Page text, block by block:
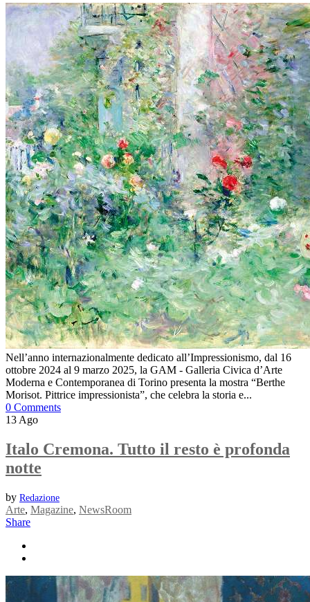
Nell’anno internazionalmente dedicato all’Impressionismo, dal 16
ottobre 2024 al 9 marzo 2025, la GAM - Galleria Civica d’Arte
Moderna e Contemporanea di Torino presenta la mostra “Berthe
Morisot. Pittrice impressionista”, che celebra la storia e...
0 Comments
13 Ago
Italo Cremona. Tutto il resto è profonda
notte
by Redazione
Arte, Magazine, NewsRoom
Share